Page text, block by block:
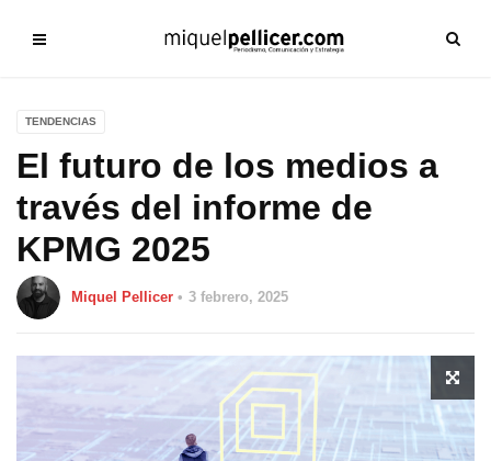
TENDENCIAS
El futuro de los medios a
través del informe de
KPMG 2025
Miquel Pellicer 3 febrero, 2025